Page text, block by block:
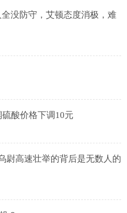
没防守，艾顿态度消极，难
硫酸价格下调10元
尉高速壮举的背后是无数人的